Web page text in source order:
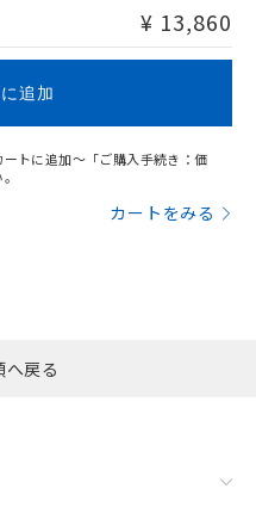
¥ 13,860
追加
トに追加～「ご購入手続き：価
カートをみる
へ戻る